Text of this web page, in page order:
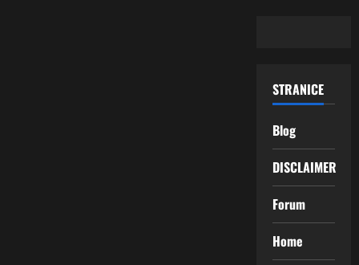
STRANICE
Blog
DISCLAIMER
Forum
Home